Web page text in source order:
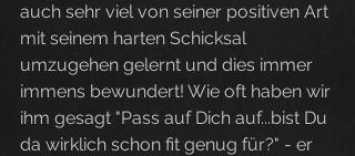
auch sehr viel von seiner positiven Art
mit seinem harten Schicksal
umzugehen gelernt und dies immer
immens bewundert! Wie oft haben wir
ihm gesagt "Pass auf Dich auf...bist Du
da wirklich schon fit genug für?" - er